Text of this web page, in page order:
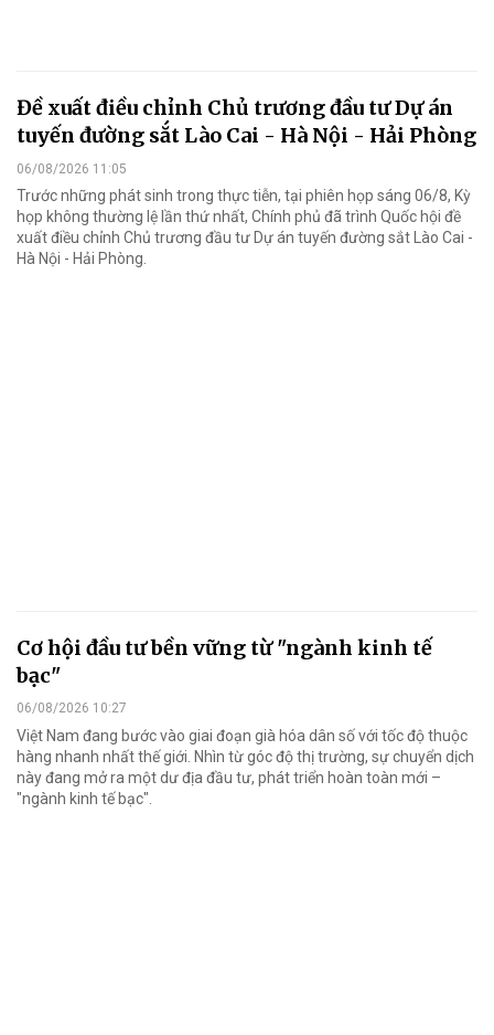
Đề xuất điều chỉnh Chủ trương đầu tư Dự án
tuyến đường sắt Lào Cai - Hà Nội - Hải Phòng
06/08/2026 11:05
Trước những phát sinh trong thực tiễn, tại phiên họp sáng 06/8, Kỳ
họp không thường lệ lần thứ nhất, Chính phủ đã trình Quốc hội đề
xuất điều chỉnh Chủ trương đầu tư Dự án tuyến đường sắt Lào Cai -
Hà Nội - Hải Phòng.
Cơ hội đầu tư bền vững từ "ngành kinh tế
bạc"
06/08/2026 10:27
Việt Nam đang bước vào giai đoạn già hóa dân số với tốc độ thuộc
hàng nhanh nhất thế giới. Nhìn từ góc độ thị trường, sự chuyển dịch
này đang mở ra một dư địa đầu tư, phát triển hoàn toàn mới –
"ngành kinh tế bạc".